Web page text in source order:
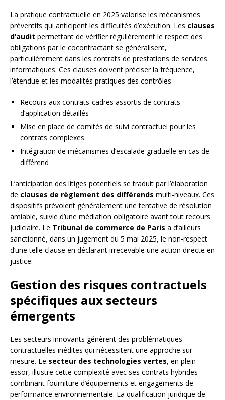
La pratique contractuelle en 2025 valorise les mécanismes
préventifs qui anticipent les difficultés d’exécution. Les clauses
d’audit permettant de vérifier régulièrement le respect des
obligations par le cocontractant se généralisent,
particulièrement dans les contrats de prestations de services
informatiques. Ces clauses doivent préciser la fréquence,
l’étendue et les modalités pratiques des contrôles.
Recours aux contrats-cadres assortis de contrats
d’application détaillés
Mise en place de comités de suivi contractuel pour les
contrats complexes
Intégration de mécanismes d’escalade graduelle en cas de
différend
L’anticipation des litiges potentiels se traduit par l’élaboration
de clauses de règlement des différends multi-niveaux. Ces
dispositifs prévoient généralement une tentative de résolution
amiable, suivie d’une médiation obligatoire avant tout recours
judiciaire. Le Tribunal de commerce de Paris a d’ailleurs
sanctionné, dans un jugement du 5 mai 2025, le non-respect
d’une telle clause en déclarant irrecevable une action directe en
justice.
Gestion des risques contractuels
spécifiques aux secteurs
émergents
Les secteurs innovants génèrent des problématiques
contractuelles inédites qui nécessitent une approche sur
mesure. Le secteur des technologies vertes, en plein
essor, illustre cette complexité avec ses contrats hybrides
combinant fourniture d’équipements et engagements de
performance environnementale. La qualification juridique de